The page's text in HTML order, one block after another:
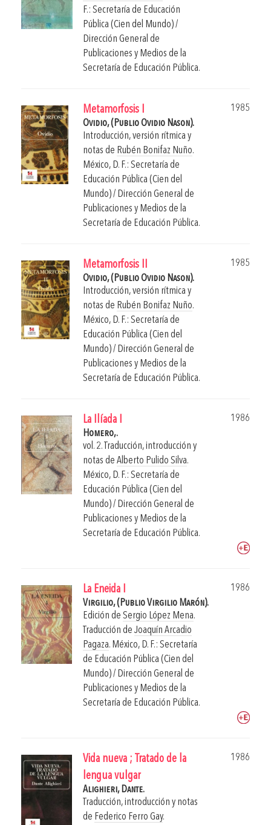
F.: Secretaría de Educación
Pública (Cien del Mundo) /
Dirección General de
Publicaciones y Medios de la
Secretaría de Educación Pública.
Metamorfosis I
1985
Ovidio, (Publio Ovidio Nason).
Introducción, versión rítmica y
notas de Rubén Bonifaz Nuño.
México, D. F.: Secretaría de
Educación Pública (Cien del
Mundo) / Dirección General de
Publicaciones y Medios de la
Secretaría de Educación Pública.
Metamorfosis II
1985
Ovidio, (Publio Ovidio Nason).
Introducción, versión rítmica y
notas de Rubén Bonifaz Nuño.
México, D. F.: Secretaría de
Educación Pública (Cien del
Mundo) / Dirección General de
Publicaciones y Medios de la
Secretaría de Educación Pública.
La Ilíada I
1986
Homero,.
vol. 2. Traducción, introducción y
notas de Alberto Pulido Silva.
México, D. F.: Secretaría de
Educación Pública (Cien del
Mundo) / Dirección General de
Publicaciones y Medios de la
Secretaría de Educación Pública.
La Eneida I
1986
Virgilio, (Publio Virgilio Marón).
Edición de Sergio López Mena.
Traducción de Joaquín Arcadio
Pagaza. México, D. F.: Secretaría
de Educación Pública (Cien del
Mundo) / Dirección General de
Publicaciones y Medios de la
Secretaría de Educación Pública.
Vida nueva ; Tratado de la
lengua vulgar
1986
Alighieri, Dante.
Traducción, introducción y notas
de Federico Ferro Gay.